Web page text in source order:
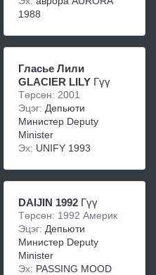
1988
Гласье Лили
GLACIER LILY Гүү
Төрсөн: 2001
Эцэг: Депьюти
Министер Deputy
Minister
Эх: UNIFY 1993
DAIJIN 1992 Гүү
Төрсөн: 1992 Америк
Эцэг: Депьюти
Министер Deputy
Minister
Эх: PASSING MOOD